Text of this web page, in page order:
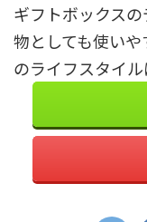
ギフトボックス
物としても使い
のライフスタイル